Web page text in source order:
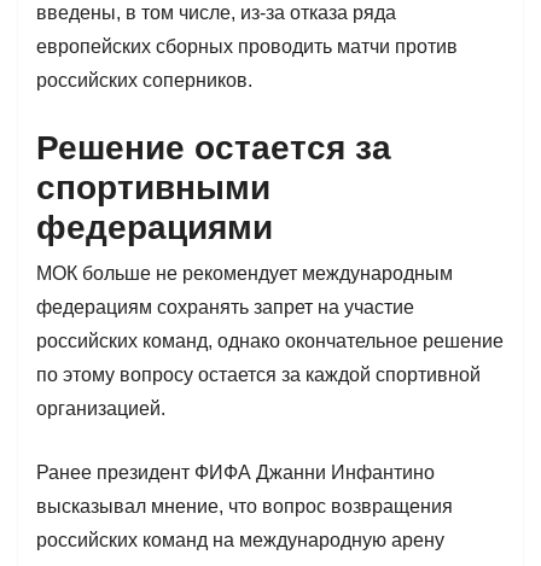
введены, в том числе, из-за отказа ряда
европейских сборных проводить матчи против
российских соперников.
Решение остается за
спортивными
федерациями
МОК больше не рекомендует международным
федерациям сохранять запрет на участие
российских команд, однако окончательное решение
по этому вопросу остается за каждой спортивной
организацией.
Ранее президент ФИФА Джанни Инфантино
высказывал мнение, что вопрос возвращения
российских команд на международную арену